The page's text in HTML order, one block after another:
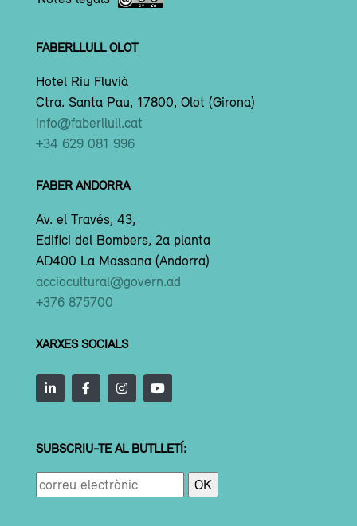
FABERLLULL OLOT
Hotel Riu Fluvià
Ctra. Santa Pau, 17800, Olot (Girona)
info@faberllull.cat
+34 629 081 996
FABER ANDORRA
Av. el Través, 43,
Edifici del Bombers, 2a planta
AD400 La Massana (Andorra)
acciocultural@govern.ad
+376 875700
XARXES SOCIALS
SUBSCRIU-TE AL BUTLLETÍ: